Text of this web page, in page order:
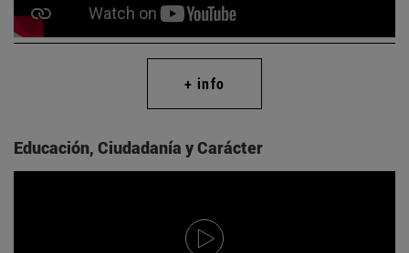
+ info
Educación, Ciudadanía y Carácter